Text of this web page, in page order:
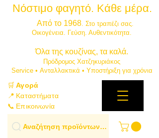
Νόστιμο φαγητό. Κάθε μέρα.
Από το 1968. Στο τραπέζι σας.
​Οικογένεια. Γεύση. Αυθεντικότητα.
​Όλα της κουζίνας, τα καλά.
Πρόδρομος Χατζηκυριάκος
​Service • Ανταλλακτικά • Υποστήριξη για χρόνια
🛒Αγορά
📍 Καταστήματα
📞 Επικοινωνία
Αναζήτηση προϊόντων…